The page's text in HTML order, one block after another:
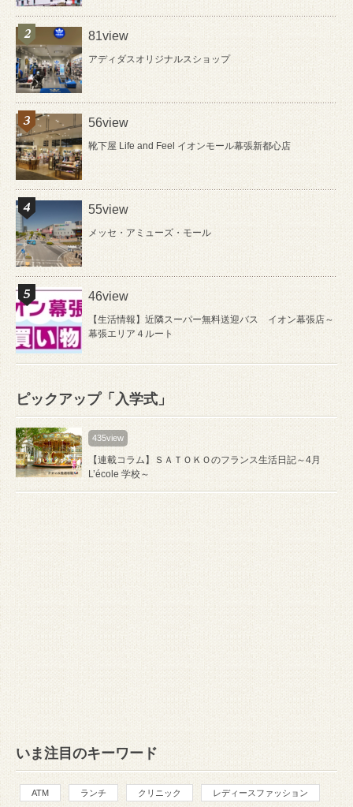
81view
アディダスオリジナルスショップ
56view
靴下屋 Life and Feel イオンモール幕張新都心店
55view
メッセ・アミューズ・モール
46view
【生活情報】近隣スーパー無料送迎バス イオン幕張店～
幕張エリア４ルート
ピックアップ「入学式」
435view
【連載コラム】ＳＡＴＯＫＯのフランス生活日記～4月
L’école 学校～
いま注目のキーワード
ATM ランチ クリニック レディースファッション